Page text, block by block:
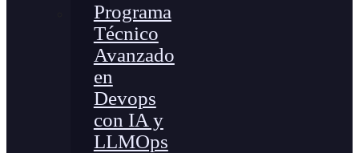
Programa
Técnico
Avanzado
en
Devops
con IA y
LLMOps